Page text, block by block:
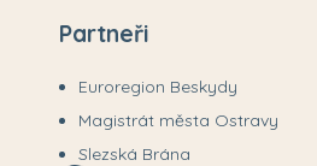
Partneři
Euroregion Beskydy
Magistrát města Ostravy
Slezská Brána